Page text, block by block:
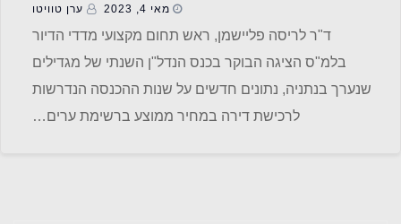
מאי 4, 2023 ערן טוויטו
ד"ר לריסה פליישמן, ראש תחום מקצועי מדדי הדיור
בלמ"ס הציגה הבוקר בכנס הנדל"ן השנתי של מגדילים
שנערך בנתניה, נתונים חדשים על שנות ההכנסה הנדרשות
לרכישת דירה במחיר ממוצע ברשימת ערים…